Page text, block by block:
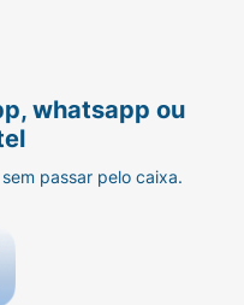
whatsapp ou
passar pelo caixa.